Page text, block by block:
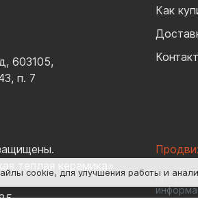
603105,
п. 7
Как
теплая керамика»
cookie, для улучшения работы и